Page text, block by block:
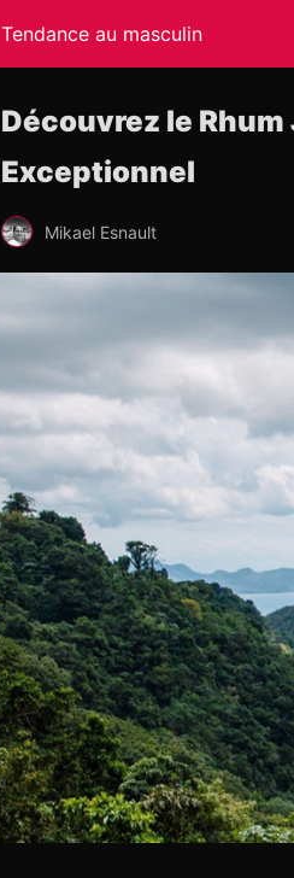
Tendance au masculin
Découvrez le
Exceptionnel
Mikael Esnault